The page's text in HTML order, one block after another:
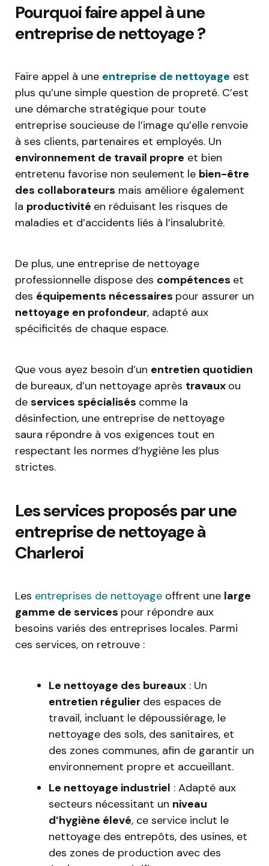
Pourquoi faire appel à une
entreprise de nettoyage ?
Faire appel à une entreprise de nettoyage est
plus qu’une simple question de propreté. C’est
une démarche stratégique pour toute
entreprise soucieuse de l’image qu’elle renvoie
à ses clients, partenaires et employés. Un
environnement de travail propre et bien
entretenu favorise non seulement le bien-être
des collaborateurs mais améliore également
la productivité en réduisant les risques de
maladies et d’accidents liés à l’insalubrité.
De plus, une entreprise de nettoyage
professionnelle dispose des compétences et
des équipements nécessaires pour assurer un
nettoyage en profondeur, adapté aux
spécificités de chaque espace.
Que vous ayez besoin d’un entretien quotidien
de bureaux, d’un nettoyage après travaux ou
de services spécialisés comme la
désinfection, une entreprise de nettoyage
saura répondre à vos exigences tout en
respectant les normes d’hygiène les plus
strictes.
Les services proposés par une
entreprise de nettoyage à
Charleroi
Les entreprises de nettoyage offrent une large
gamme de services pour répondre aux
besoins variés des entreprises locales. Parmi
ces services, on retrouve :
Le nettoyage des bureaux : Un
entretien régulier des espaces de
travail, incluant le dépoussiérage, le
nettoyage des sols, des sanitaires, et
des zones communes, afin de garantir un
environnement propre et accueillant.
Le nettoyage industriel : Adapté aux
secteurs nécessitant un niveau
d’hygiène élevé, ce service inclut le
nettoyage des entrepôts, des usines, et
des zones de production avec des